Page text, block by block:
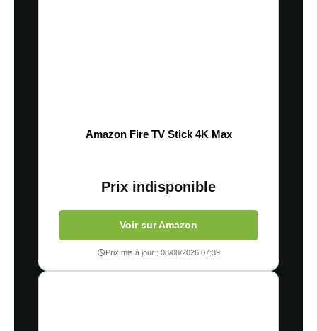
Amazon Fire TV Stick 4K Max
Prix indisponible
Voir sur Amazon
Prix mis à jour : 08/08/2026 07:39